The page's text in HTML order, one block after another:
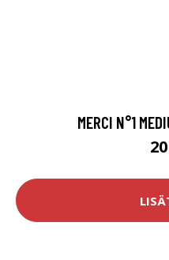
MERCI N°1